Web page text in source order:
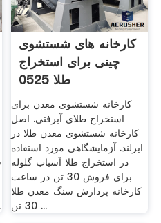
کارخانه های شستشوی
چینی برای استخراج
طلا 0525
کارخانه شستشوی معدن برای
استخراج طلای آبرفتی. اصل
کارخانه شستشوی معدن طلا در
ایرلند. آزمایشگاهی مورد استفاده
در استخراج طلا آسیاب گلوله
برای فروش 30 تن در ساعت
کارخانه پردازش سنگ معدن طلا
30 تن ...